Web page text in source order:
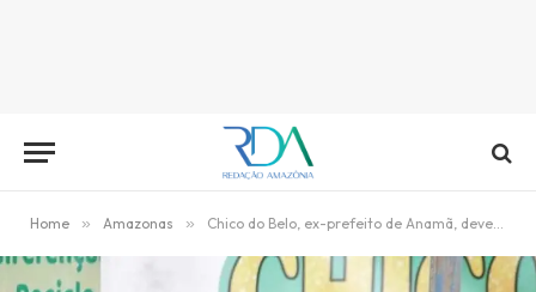
Home » Amazonas » Chico do Belo, ex-prefeito de Anamã, deve ser investigado por sonegação de documentos